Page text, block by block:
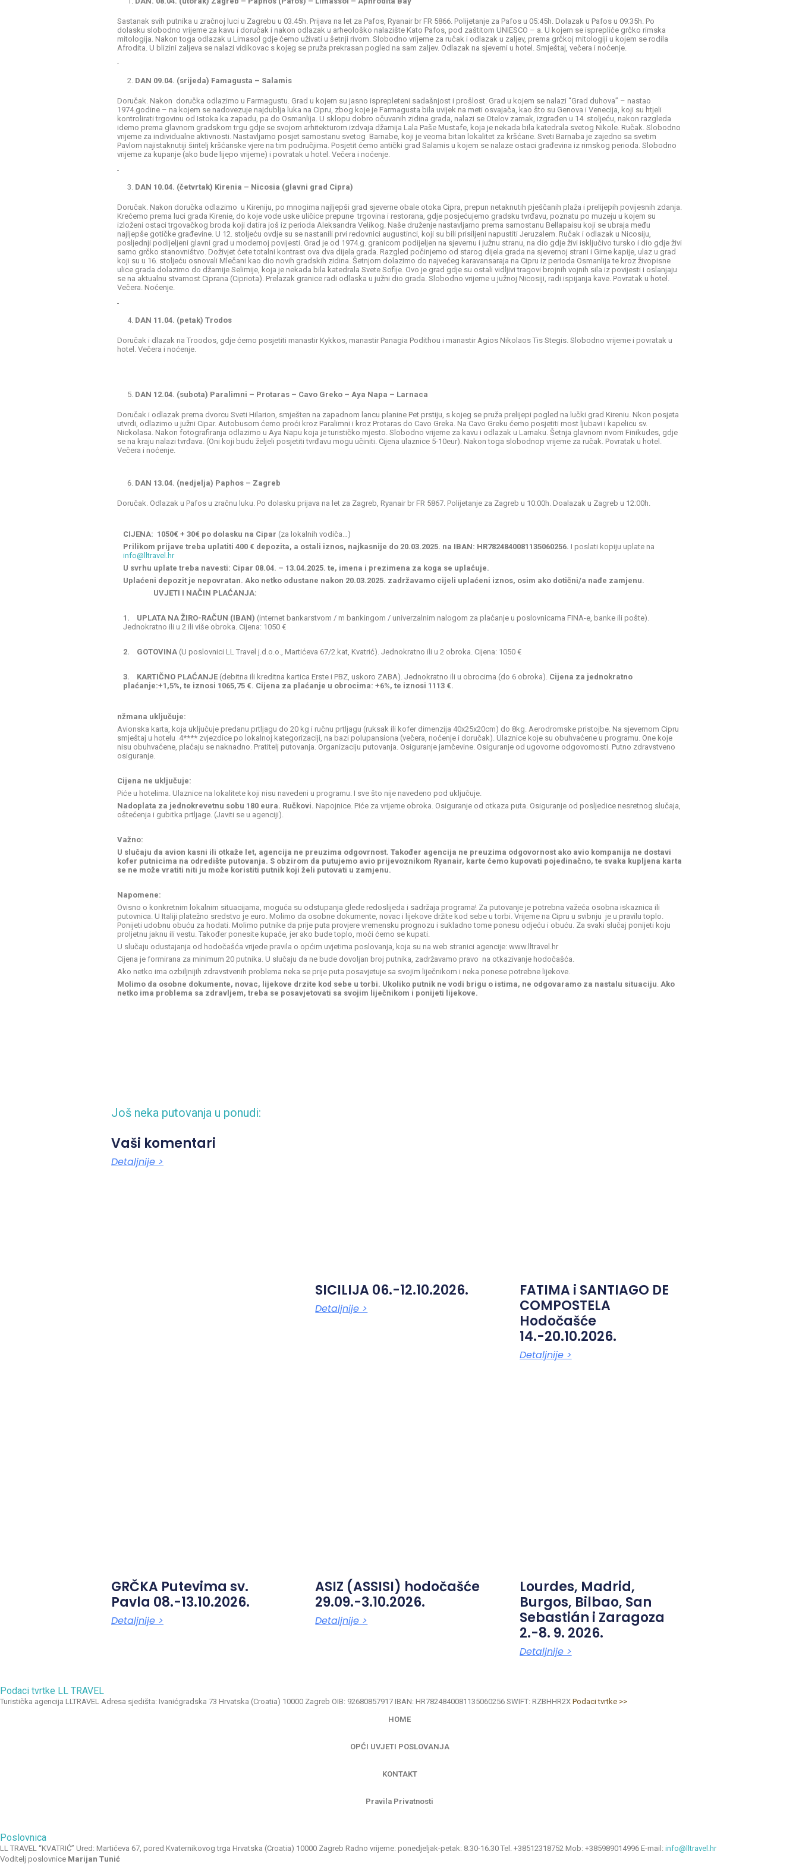
Sastanak svih putnika u zračnoj luci u Zagrebu u 03.45h. Prijava na let za Pafos, Ryanair br FR 5866. Polijetanje za Pafos u 05:45h. Dolazak u Pafos u 09:35h. Po
dolasku slobodno vrijeme za kavu i doručak i nakon odlazak u arheološko nalazište Kato Pafos, pod zaštitom UNIESCO – a. U kojem se isprepliće grčko rimska
mitologija. Nakon toga odlazak u Limasol gdje ćemo uživati u šetnji rivom. Slobodno vrijeme za ručak i odlazak u zaljev, prema grčkoj mitologiji u kojem se rodila
Afrodita. U blizini zaljeva se nalazi vidikovac s kojeg se pruža prekrasan pogled na sam zaljev. Odlazak na sjeverni u hotel. Smještaj, večera i noćenje.
DAN 09.04. (srijeda) Famagusta – Salamis
Doručak. Nakon doručka odlazimo u Farmagustu. Grad u kojem su jasno isprepleteni sadašnjost i prošlost. Grad u kojem se nalazi “Grad duhova” – nastao
1974.godine – na kojem se nadovezuje najdublja luka na Cipru, zbog koje je Farmagusta bila uvijek na meti osvajača, kao što su Genova i Venecija, koji su htjeli
kontrolirati trgovinu od Istoka ka zapadu, pa do Osmanlija. U sklopu dobro očuvanih zidina grada, nalazi se Otelov zamak, izgrađen u 14. stoljeću, nakon razgleda
idemo prema glavnom gradskom trgu gdje se svojom arhitekturom izdvaja džamija Lala Paše Mustafe, koja je nekada bila katedrala svetog Nikole. Ručak. Slobodno
vrijeme za individualne aktivnosti. Nastavljamo posjet samostanu svetog Barnabe, koji je veoma bitan lokalitet za kršćane. Sveti Barnaba je zajedno sa svetim
Pavlom najistaknutiji širitelj kršćanske vjere na tim područjima. Posjetit ćemo antički grad Salamis u kojem se nalaze ostaci građevina iz rimskog perioda. Slobodno
vrijeme za kupanje (ako bude lijepo vrijeme) i povratak u hotel. Večera i noćenje.
DAN 10.04. (četvrtak) Kirenia – Nicosia (glavni grad Cipra)
Doručak. Nakon doručka odlazimo u Kireniju, po mnogima najljepši grad sjeverne obale otoka Cipra, prepun netaknutih pješčanih plaža i prelijepih povijesnih zdanja.
Krećemo prema luci grada Kirenie, do koje vode uske uličice prepune trgovina i restorana, gdje posjećujemo gradsku tvrđavu, poznatu po muzeju u kojem su
izloženi ostaci trgovačkog broda koji datira još iz perioda Aleksandra Velikog. Naše druženje nastavljamo prema samostanu Bellapaisu koji se ubraja među
najljepše gotičke građevine. U 12. stoljeću ovdje su se nastanili prvi redovnici augustinci, koji su bili prisiljeni napustiti Jeruzalem. Ručak i odlazak u Nicosiju,
posljednji podijeljeni glavni grad u modernoj povijesti. Grad je od 1974.g. granicom podijeljen na sjevernu i južnu stranu, na dio gdje živi isključivo tursko i dio gdje živi
samo grčko stanovništvo. Doživjet ćete totalni kontrast ova dva dijela grada. Razgled počinjemo od starog dijela grada na sjevernoj strani i Girne kapije, ulaz u grad
koji su u 16. stoljeću osnovali Mlečani kao dio novih gradskih zidina. Šetnjom dolazimo do najvećeg karavansaraja na Cipru iz perioda Osmanlija te kroz živopisne
ulice grada dolazimo do džamije Selimije, koja je nekada bila katedrala Svete Sofije. Ovo je grad gdje su ostali vidljivi tragovi brojnih vojnih sila iz povijesti i oslanjaju
se na aktualnu stvarnost Ciprana (Cipriota). Prelazak granice radi odlaska u južni dio grada. Slobodno vrijeme u južnoj Nicosiji, radi ispijanja kave. Povratak u hotel.
Večera. Noćenje.
DAN 11.04. (petak) Trodos
Doručak i dlazak na Troodos, gdje ćemo posjetiti manastir Kykkos, manastir Panagia Podithou i manastir Agios Nikolaos Tis Stegis. Slobodno vrijeme i povratak u
hotel. Večera i noćenje.
DAN 12.04. (subota) Paralimni – Protaras – Cavo Greko – Aya Napa – Larnaca
Doručak i odlazak prema dvorcu Sveti Hilarion, smješten na zapadnom lancu planine Pet prstiju, s kojeg se pruža prelijepi pogled na lučki grad Kireniu. Nkon posjeta
utvrdi, odlazimo u južni Cipar. Autobusom ćemo proći kroz Paralimni i kroz Protaras do Cavo Greka. Na Cavo Greku ćemo posjetiti most ljubavi i kapelicu sv.
Nickolasa. Nakon fotografiranja odlazimo u Aya Napu koja je turističko mjesto. Slobodno vrijeme za kavu i odlazak u Larnaku. Šetnja glavnom rivom Finikudes, gdje
se na kraju nalazi tvrđava. (Oni koji budu željeli posjetiti tvrđavu mogu učiniti. Cijena ulaznice 5-10eur). Nakon toga slobodnop vrijeme za ručak. Povratak u hotel.
Večera i noćenje.
DAN 13.04. (nedjelja) Paphos – Zagreb
Doručak. Odlazak u Pafos u zračnu luku. Po dolasku prijava na let za Zagreb, Ryanair br FR 5867. Polijetanje za Zagreb u 10:00h. Doalazak u Zagreb u 12:00h.
CIJENA: 1050€ + 30€ po dolasku na Cipar (za lokalnih vodiča…)
Prilikom prijave treba uplatiti 400 € depozita, a ostali iznos, najkasnije do 20.03.2025. na IBAN: HR7824840081135060256. I poslati kopiju uplate na
info@lltravel.hr
U svrhu uplate treba navesti: Cipar 08.04. – 13.04.2025. te, imena i prezimena za koga se uplaćuje.
Uplaćeni depozit je nepovratan. Ako netko odustane nakon 20.03.2025. zadržavamo cijeli uplaćeni iznos, osim ako dotični/a nađe zamjenu.
UVJETI I NAČIN PLAĆANJA:
1. UPLATA NA ŽIRO-RAČUN (IBAN) (internet bankarstvom / m bankingom / univerzalnim nalogom za plaćanje u poslovnicama FINA-e, banke ili pošte).
Jednokratno ili u 2 ili više obroka. Cijena: 1050 €
2. GOTOVINA (U poslovnici LL Travel j.d.o.o., Martićeva 67/2.kat, Kvatrić). Jednokratno ili u 2 obroka. Cijena: 1050 €
3. KARTIČNO PLAĆANJE (debitna ili kreditna kartica Erste i PBZ, uskoro ZABA). Jednokratno ili u obrocima (do 6 obroka). Cijena za jednokratno
plaćanje:+1,5%, te iznosi 1065,75 €. Cijena za plaćanje u obrocima: +6%, te iznosi 1113 €.
nžmana uključuje:
Avionska karta, koja uključuje predanu prtljagu do 20 kg i ručnu prtljagu (ruksak ili kofer dimenzija 40x25x20cm) do 8kg. Aerodromske pristojbe. Na sjevernom Cipru
smještaj u hotelu 4**** zvjezdice po lokalnoj kategorizaciji, na bazi polupansiona (večera, noćenje i doručak). Ulaznice koje su obuhvaćene u programu. One koje
nisu obuhvaćene, plaćaju se naknadno. Pratitelj putovanja. Organizaciju putovanja. Osiguranje jamčevine. Osiguranje od ugovorne odgovornosti. Putno zdravstveno
osiguranje.
Cijena ne uključuje:
Piće u hotelima. Ulaznice na lokalitete koji nisu navedeni u programu. I sve što nije navedeno pod uključuje.
Nadoplata za jednokrevetnu sobu 180 eura. Ručkovi. Napojnice. Piće za vrijeme obroka. Osiguranje od otkaza puta. Osiguranje od posljedice nesretnog slučaja,
oštećenja i gubitka prtljage. (Javiti se u agenciji).
Važno:
U slučaju da avion kasni ili otkaže let, agencija ne preuzima odgovrnost. Također agencija ne preuzima odgovornost ako avio kompanija ne dostavi
kofer putnicima na odredište putovanja. S obzirom da putujemo avio prijevoznikom Ryanair, karte ćemo kupovati pojedinačno, te svaka kupljena karta
se ne može vratiti niti ju može koristiti putnik koji želi putovati u zamjenu.
Napomene:
Ovisno o konkretnim lokalnim situacijama, moguća su odstupanja glede redoslijeda i sadržaja programa! Za putovanje je potrebna važeća osobna iskaznica ili
putovnica. U Italiji platežno sredstvo je euro. Molimo da osobne dokumente, novac i lijekove držite kod sebe u torbi. Vrijeme na Cipru u svibnju je u pravilu toplo.
Ponijeti udobnu obuću za hodati. Molimo putnike da prije puta provjere vremensku prognozu i sukladno tome ponesu odjeću i obuću. Za svaki slučaj ponijeti koju
proljetnu jaknu ili vestu. Također ponesite kupaće, jer ako bude toplo, moći ćemo se kupati.
U slučaju odustajanja od hodočašća vrijede pravila o općim uvjetima poslovanja, koja su na web stranici agencije: www.lltravel.hr
Cijena je formirana za minimum 20 putnika. U slučaju da ne bude dovoljan broj putnika, zadržavamo pravo na otkazivanje hodočašća.
Ako netko ima ozbiljnijih zdravstvenih problema neka se prije puta posavjetuje sa svojim liječnikom i neka ponese potrebne lijekove.
Molimo da osobne dokumente, novac, lijekove drzite kod sebe u torbi. Ukoliko putnik ne vodi brigu o istima, ne odgovaramo za nastalu situaciju. Ako
netko ima problema sa zdravljem, treba se posavjetovati sa svojim liječnikom i ponijeti lijekove.
Još neka putovanja u ponudi:
Vaši komentari
Detaljnije >
SICILIJA 06.-12.10.2026.
Detaljnije >
FATIMA i SANTIAGO DE
COMPOSTELA
Hodočašće
14.-20.10.2026.
Detaljnije >
GRČKA Putevima sv.
Pavla 08.-13.10.2026.
Detaljnije >
ASIZ (ASSISI) hodočašće
29.09.-3.10.2026.
Detaljnije >
Lourdes, Madrid,
Burgos, Bilbao, San
Sebastián i Zaragoza
2.-8. 9. 2026.
Detaljnije >
Podaci tvrtke LL TRAVEL
Turistička agencija LLTRAVEL Adresa sjedišta: Ivanićgradska 73 Hrvatska (Croatia) 10000 Zagreb OIB: 92680857917 IBAN: HR7824840081135060256 SWIFT: RZBHHR2X Podaci tvrtke >>
HOME
OPĆI UVJETI POSLOVANJA
KONTAKT
Pravila Privatnosti
Poslovnica
LL TRAVEL “KVATRIĆ” Ured: Martićeva 67, pored Kvaternikovog trga Hrvatska (Croatia) 10000 Zagreb Radno vrijeme: ponedjeljak-petak: 8.30-16.30 Tel. +38512318752 Mob: +385989014996 E-mail: info@lltravel.hr
Voditelj poslovnice Marijan Tunić